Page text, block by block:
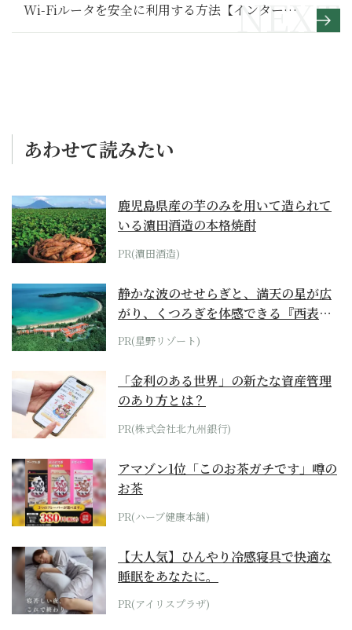
Wi-Fiルータを安全に利用する方法【インターネ
ット基本のき】
あわせて読みたい
鹿児島県産の芋のみを用いて造られて
いる濵田酒造の本格焼酎
PR(濵田酒造)
静かな波のせせらぎと、満天の星が広
がり、くつろぎを体感できる『西表島
ホテル by...
PR(星野リゾート)
「金利のある世界」の新たな資産管理
のあり方とは？
PR(株式会社北九州銀行)
アマゾン1位「このお茶ガチです」噂の
お茶
PR(ハーブ健康本舗)
【大人気】ひんやり冷感寝具で快適な
睡眠をあなたに。
PR(アイリスプラザ)